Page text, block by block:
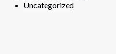
Uncategorized